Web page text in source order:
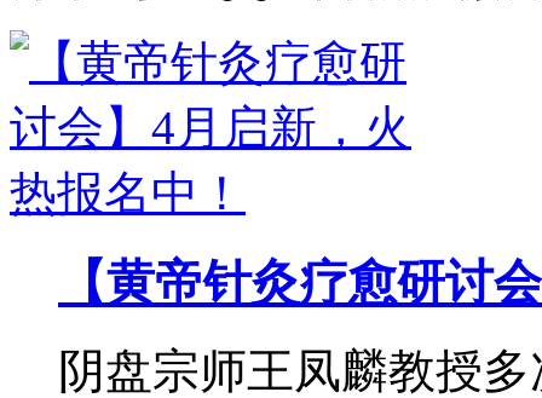
【黄帝针灸疗愈研讨
阴盘宗师王凤麟教授